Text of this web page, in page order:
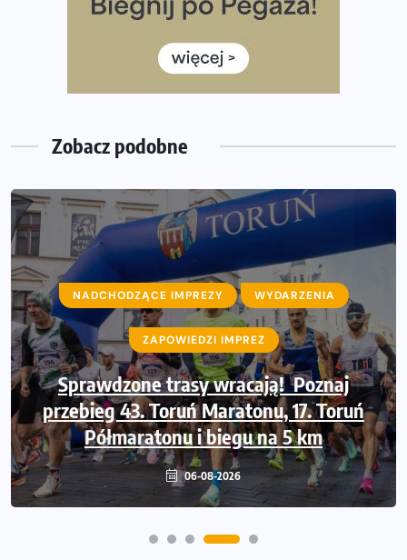
Już w tę sobotę 35. Bieg Powstania Warszawskiego.
Wystartuje rekordowa liczba uczestników
35. Bieg Powstania Warszawskiego – praktyczny
poradnik przed startem
Zobacz podobne
NADCHODZĄCE IMPREZY WYDARZENIA
ZAPOWIEDZI IMPREZ
Sprawdzone trasy wracają! Poznaj
przebieg 43. Toruń Maratonu, 17. Toruń
Półmaratonu i biegu na 5 km
06-08-2026